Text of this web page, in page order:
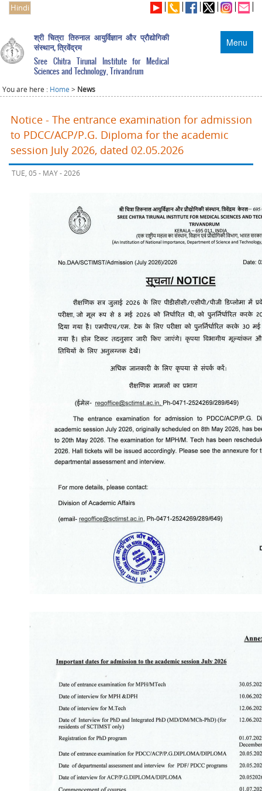
Hindi
Menu
श्री चित्रा तिरुनाल आयुर्विज्ञान और प्रौद्योगिकी
संस्थान, त्रिवेंद्रम
Sree Chitra Tirunal Institute for Medical
Sciences and Technology, Trivandrum
You are here : Home > News
Notice - The entrance examination for admission
to PDCC/ACP/P.G. Diploma for the academic
session July 2026, dated 02.05.2026
TUE, 05 - MAY - 2026